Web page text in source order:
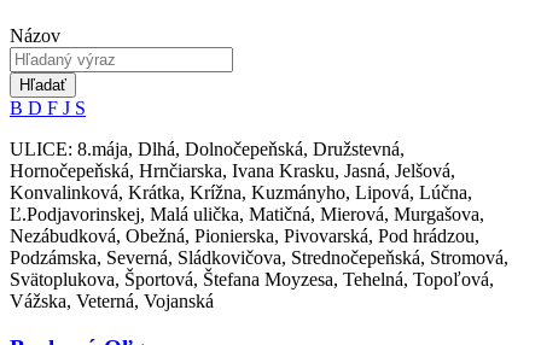
Názov
Hľadať
B D F J S
ULICE: 8.mája, Dlhá, Dolnočepeňská, Družstevná,
Hornočepeňská, Hrnčiarska, Ivana Krasku, Jasná, Jelšová,
Konvalinková, Krátka, Krížna, Kuzmányho, Lipová, Lúčna,
Ľ.Podjavorinskej, Malá ulička, Matičná, Mierová, Murgašova,
Nezábudková, Obežná, Pionierska, Pivovarská, Pod hrádzou,
Podzámska, Severná, Sládkovičova, Strednočepeňská, Stromová,
Svätoplukova, Športová, Štefana Moyzesa, Tehelná, Topoľová,
Vážska, Veterná, Vojanská